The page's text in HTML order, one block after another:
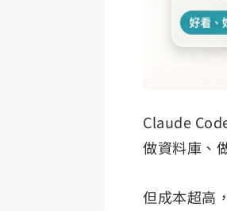
Claude
做資料庫、
但成本超高